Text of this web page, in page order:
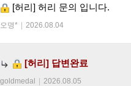
[허리] 허리 문의 입니다.
오명* 2026.08.04
[허리] 답변완료
goldmedal 2026.08.05